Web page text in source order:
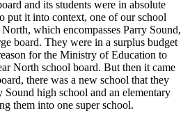
and its students were in absolute
put it into context, one of our school
which encompasses Parry Sound,
board. They were in a surplus budget
for the Ministry of Education to
North school board. But then it came
there was a new school that they
high school and an elementary
them into one super school.